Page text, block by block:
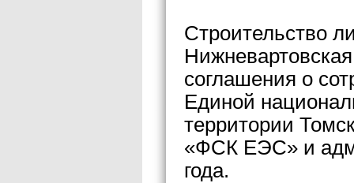
Строительство
соглашения о
Единой
территории
«ФСК ЕЭС» и
года.